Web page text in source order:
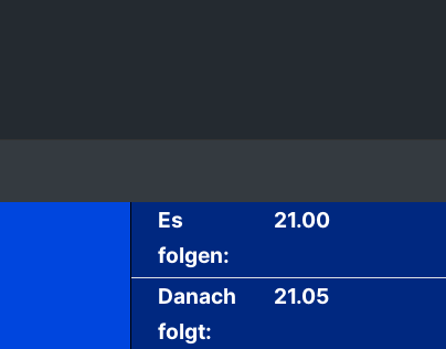
Es
folgen:
21.00
Danach
folgt:
21.05